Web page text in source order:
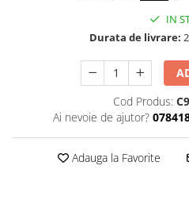
IN
Durata de livrare:
Cod Produs:
Ai nevoie de ajutor?
Adauga la Favorite